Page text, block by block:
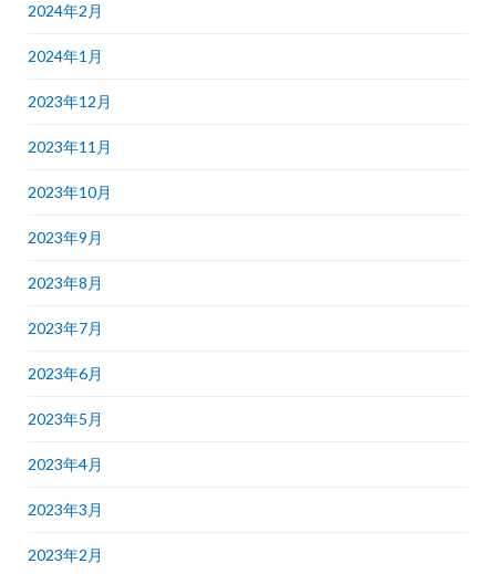
2024年2月
2024年1月
2023年12月
2023年11月
2023年10月
2023年9月
2023年8月
2023年7月
2023年6月
2023年5月
2023年4月
2023年3月
2023年2月